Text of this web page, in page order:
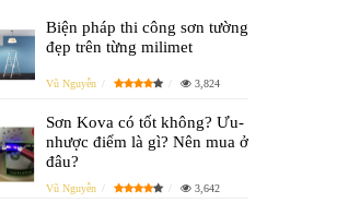
Biện pháp thi công sơn tường
đẹp trên từng milimet
Vũ Nguyễn 3,824
Sơn Kova có tốt không? Ưu-
nhược điểm là gì? Nên mua ở
đâu?
Vũ Nguyễn 3,642